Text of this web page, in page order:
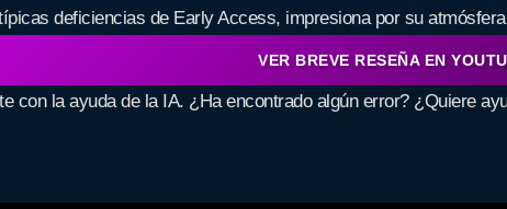
deficiencias de Early Access, impresiona por su
VER BREVE RESEÑA EN
con la ayuda de la IA. ¿Ha encontrado algún error? ¿Quiere